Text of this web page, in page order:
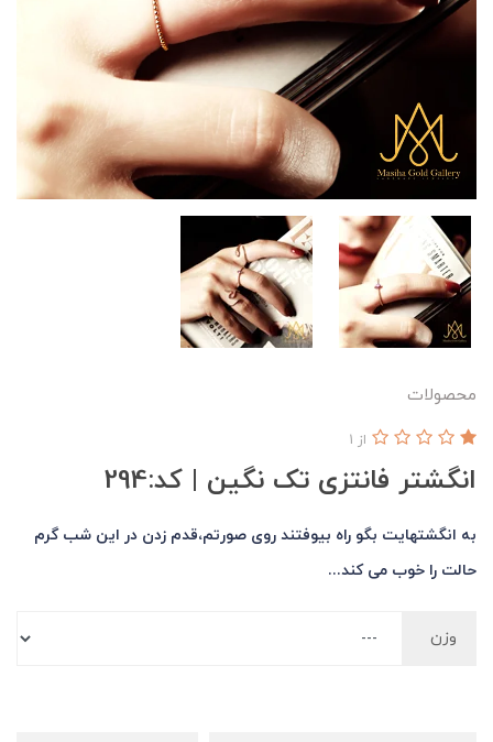
محصولات
انگشتر فانتزی تک نگین | کد:294
از 1
به انگشتهایت بگو راه بیوفتند روی صورتم،قدم زدن در این شب گرم
حالت را خوب می کند...
وزن